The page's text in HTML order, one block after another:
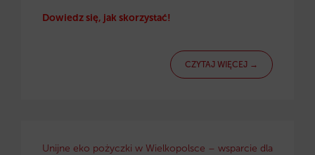
Dowiedz się, jak skorzystać!
CZYTAJ WIĘCEJ →
Unijne eko pożyczki w Wielkopolsce – wsparcie dla